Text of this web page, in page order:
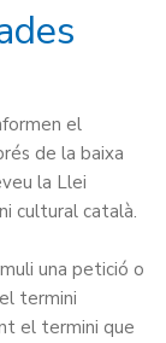
el
de la baixa
la Llei
cultural català.
una petició o
termini
el termini que